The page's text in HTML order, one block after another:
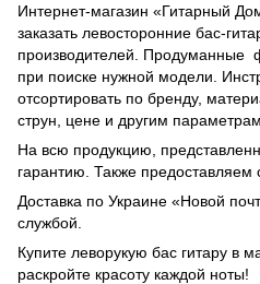
Интернет-магазин «Гитарный
заказать левосторонние бас-
производителей. Продуманные
при поиске нужной модели.
отсортировать по бренду,
струн, цене и другим
На всю продукцию,
гарантию. Также предоставляем
Доставка по Украине «Новой
службой.
Купите леворукую бас гитару в
раскройте красоту каждой ноты!